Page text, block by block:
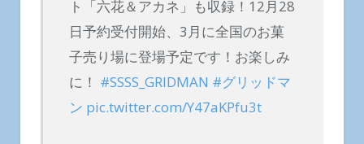
ト「六花＆アカネ」も収録！12月28
日予約受付開始、3月に全国のお菓
子売り場に登場予定です！お楽しみ
に！ #SSSS_GRIDMAN #グリッドマ
ン pic.twitter.com/Y47aKPfu3t